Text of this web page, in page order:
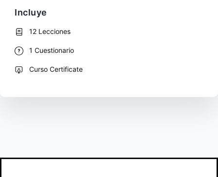
Incluye
12 Lecciones
1 Cuestionario
Curso Certificate